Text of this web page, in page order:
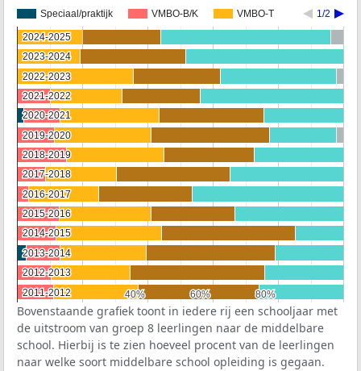
Speciaal/praktijk VMBO-B/K VMBO-T 1/2
40%
40% 60%
60% 80%
80%
2024-2025
2024-2025
2023-2024
2023-2024
2022-2023
2022-2023
2021-2022
2021-2022
2020-2021
2020-2021
2019-2020
2019-2020
2018-2019
2018-2019
2017-2018
2017-2018
2016-2017
2016-2017
2015-2016
2015-2016
2014-2015
2014-2015
2013-2014
2013-2014
2012-2013
2012-2013
2011-2012
2011-2012
Bovenstaande grafiek toont in iedere rij een schooljaar met
de uitstroom van groep 8 leerlingen naar de middelbare
school. Hierbij is te zien hoeveel procent van de leerlingen
naar welke soort middelbare school opleiding is gegaan.